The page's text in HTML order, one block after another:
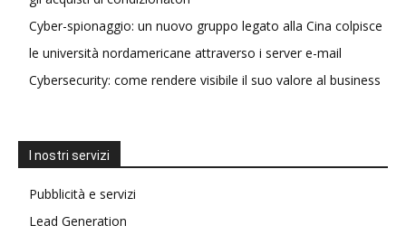
Cyber-spionaggio: un nuovo gruppo legato alla Cina colpisce
le università nordamericane attraverso i server e-mail
Cybersecurity: come rendere visibile il suo valore al business
I nostri servizi
Pubblicità e servizi
Lead Generation